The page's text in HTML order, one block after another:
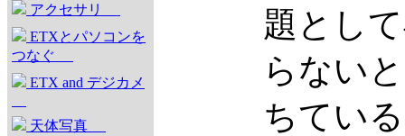
アクセサリ
ETXとパソコンを
つなぐ
ETX and デジカメ
天体写真
題とし
らない
ちてい